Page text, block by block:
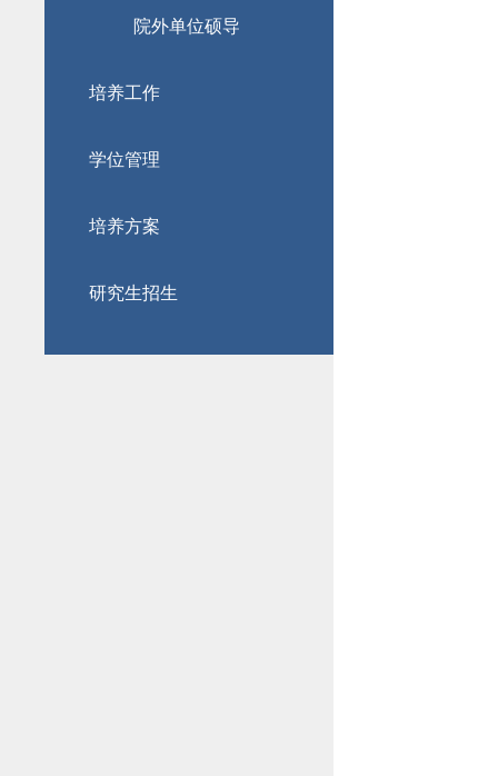
院外单位硕导
培养工作
学位管理
培养方案
研究生招生